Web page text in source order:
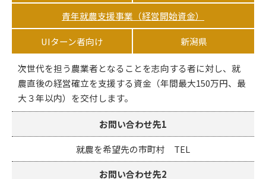
青年就農支援事業（経営開始資金）
UIターン者向け 新潟県
次世代を担う農業者となることを志向する者に対し、就
農直後の経営確立を支援する資金（年間最大150万円、最
大３年以内）を交付します。
お問い合わせ先1
就農を希望先の市町村 TEL
お問い合わせ先2